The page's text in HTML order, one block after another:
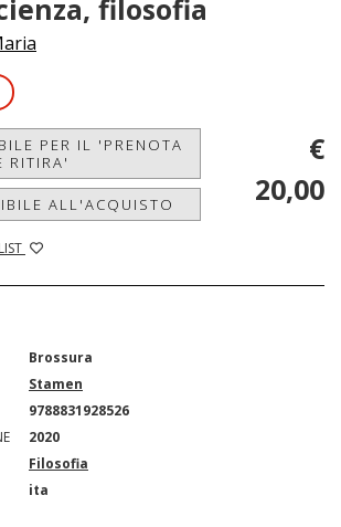
filosofia
PER IL 'PRENOTA
RITIRA'
ALL'ACQUISTO
€
20,00
Brossura
Stamen
9788831928526
2020
Filosofia
ita